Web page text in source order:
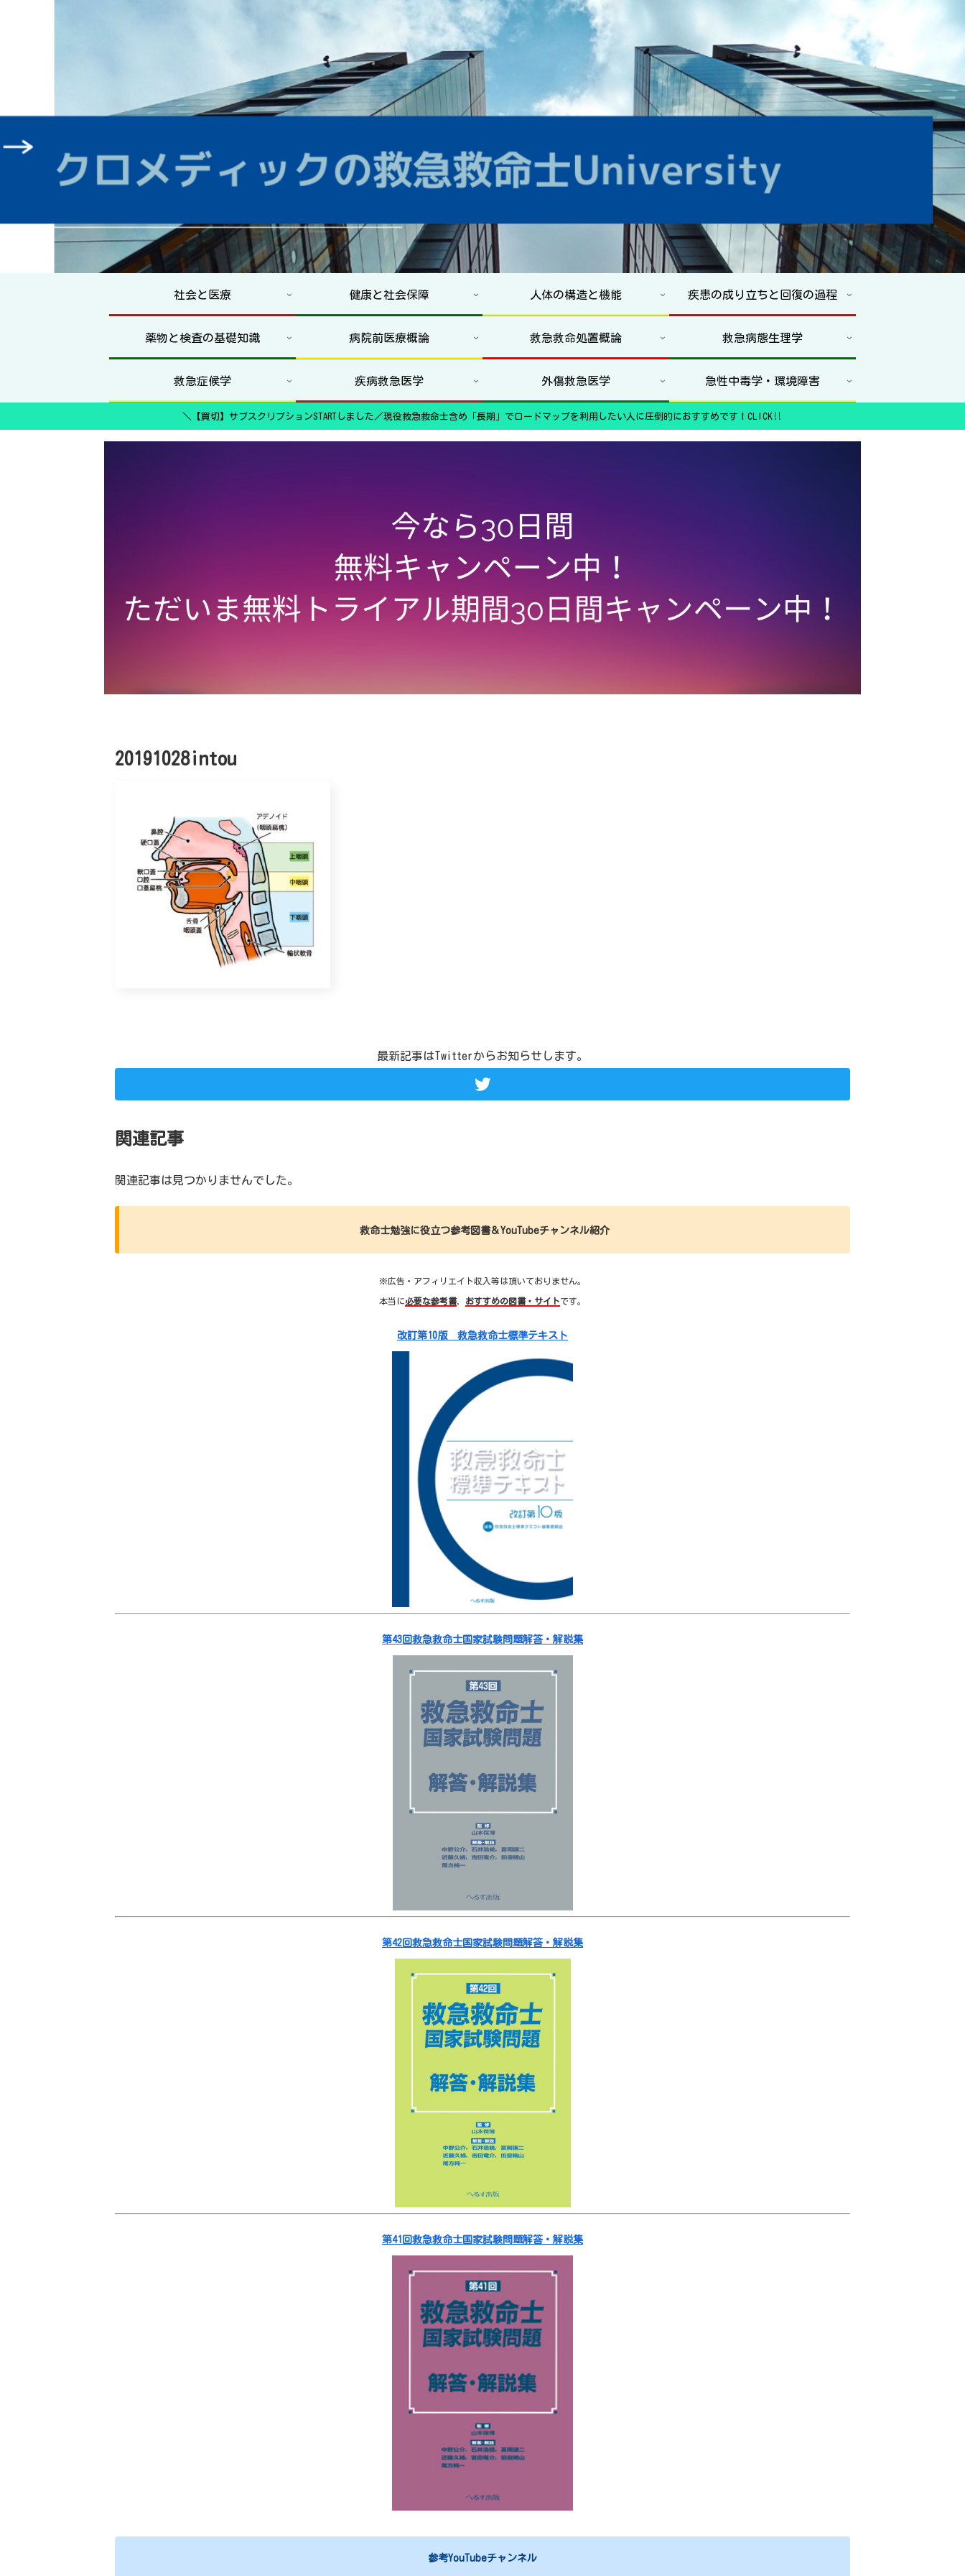
社会と医療 健康と社会保障 人体の構造と機能 疾患の成り立ちと回復の過程
薬物と検査の基礎知識 病院前医療概論 救急救命処置概論 救急病態生理学
救急症候学 疾病救急医学 外傷救急医学 急性中毒学・環境障害
＼【買切】サブスクリプションSTARTしました／現役救急救命士含め「長期」でロードマップを利用したい人に圧倒的におすすめです！CLICK‼
20191028intou
最新記事はTwitterからお知らせします。
関連記事
関連記事は見つかりませんでした。
救命士勉強に役立つ参考図書＆YouTubeチャンネル紹介
※広告・アフィリエイト収入等は頂いておりません。
本当に必要な参考書， おすすめの図書・サイトです。
改訂第10版 救急救命士標準テキスト
第43回救急救命士国家試験問題解答・解説集
第42回救急救命士国家試験問題解答・解説集
第41回救急救命士国家試験問題解答・解説集
参考YouTubeチャンネル